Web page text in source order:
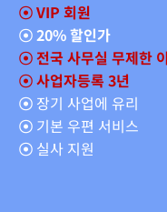
☉VIP 회원
☉20% 할인가
☉전국 사무실 무제한
☉ 사업자등록 3년
☉ 장기 사업에 유리
☉ 기본 우편 서비스
☉ 실사 지원